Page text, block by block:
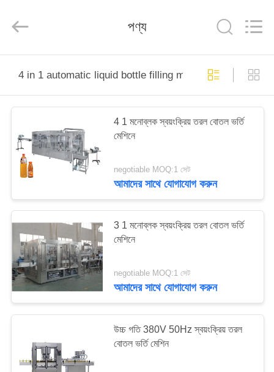
পণ্য
আমাদের
সম্পর্কে
কারখানা
ভ্রমণ
মান
নিয়ন্ত্রণ
যোগাযোগ
Management
Services
Rights
পণ্য
4 in 1 automatic liquid bottle filling machine
4 1 মনোব্লক স্বয়ংক্রিয় তরল বোতল ভর্তি
মেশিনে
negotiable MOQ:1 সেট
আমাদের সাথে যোগাযোগ করুন
3 1 মনোব্লক স্বয়ংক্রিয় তরল বোতল ভর্তি
মেশিনে
negotiable MOQ:1 সেট
আমাদের সাথে যোগাযোগ করুন
উচ্চ গতি 380V 50Hz স্বয়ংক্রিয় তরল
বোতল ভর্তি মেশিন